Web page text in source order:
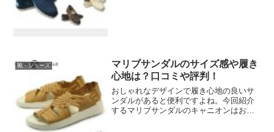
靴・シューズ
マリブサンダルのサイズ感や履き
心地は？口コミや評判！
おしゃれなデザインで履き心地の良いサ
ンダルがあると便利ですよね。今回紹介
するマリブサンダルのキャニオンはおし